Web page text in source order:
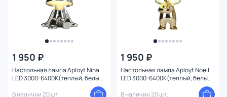
1 950 ₽
Настольная лампа Aployt Nina
LED 3000-6400К(теплый, белый,
В наличии 20 шт.
1 950 ₽
Настольная лампа Aployt Noell
LED 3000-6400К(теплый, белый,
В наличии 20 шт.